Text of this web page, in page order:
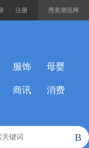
秀美潮流网
注册
服饰 母婴
商讯 消费
B